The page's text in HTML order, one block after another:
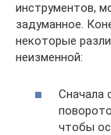
инструментов,
задуманное.
некоторые
неизменной:
Сначала
чтобы